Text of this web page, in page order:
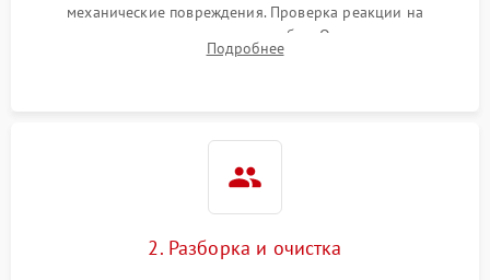
механические повреждения. Проверка реакции на
включение, считывание кодов ошибок. Оценка состояния
матрицы и затвора, проверка работы автофокуса и вспышки.
Подробнее
2. Разборка и очистка